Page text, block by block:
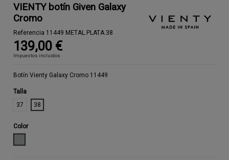
VIENTY botín Given Galaxy
Cromo
Referencia 11449 METAL.PLATA.38
139,00 €
Impuestos incluidos
Botín Vienty Galaxy Cromo 11449
Talla
37
38
Color